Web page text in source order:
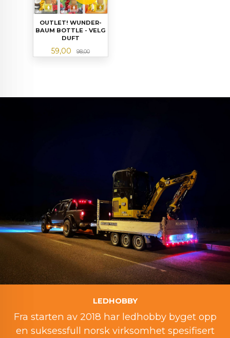
OUTLET! WUNDER-
BAUM BOTTLE - VELG
DUFT
Tilbud
59,00 98,00Rabatt
LEDHOBBY
Fra starten av 2018 har ledhobby byget opp
en suksessfull norsk virksomhet spesifisert